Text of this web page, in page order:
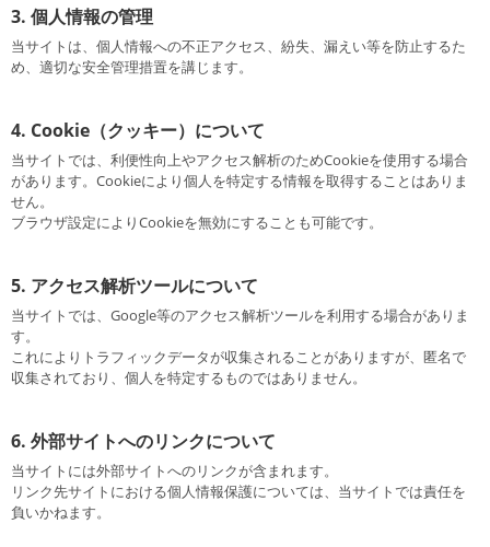
3. 個人情報の管理
当サイトは、個人情報への不正アクセス、紛失、漏えい等を防止するた
め、適切な安全管理措置を講じます。
4. Cookie（クッキー）について
当サイトでは、利便性向上やアクセス解析のためCookieを使用する場合
があります。Cookieにより個人を特定する情報を取得することはありま
せん。
ブラウザ設定によりCookieを無効にすることも可能です。
5. アクセス解析ツールについて
当サイトでは、Google等のアクセス解析ツールを利用する場合がありま
す。
これによりトラフィックデータが収集されることがありますが、匿名で
収集されており、個人を特定するものではありません。
6. 外部サイトへのリンクについて
当サイトには外部サイトへのリンクが含まれます。
リンク先サイトにおける個人情報保護については、当サイトでは責任を
負いかねます。